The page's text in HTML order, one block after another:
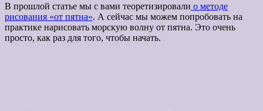
В прошлой статье мы с вами теоретизировали о методе
рисования «от пятна». А сейчас мы можем попробовать на
практике нарисовать морскую волну от пятна. Это очень
просто, как раз для того, чтобы начать.